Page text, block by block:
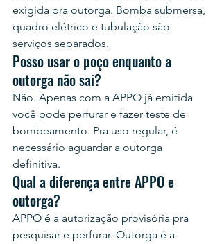
exigida pra outorga. Bomba submersa,
quadro elétrico e tubulação são
serviços separados.
Posso usar o poço enquanto a
outorga não sai?
Não. Apenas com a APPO já emitida
você pode perfurar e fazer teste de
bombeamento. Pra uso regular, é
necessário aguardar a outorga
definitiva.
Qual a diferença entre APPO e
outorga?
APPO é a autorização provisória pra
pesquisar e perfurar. Outorga é a